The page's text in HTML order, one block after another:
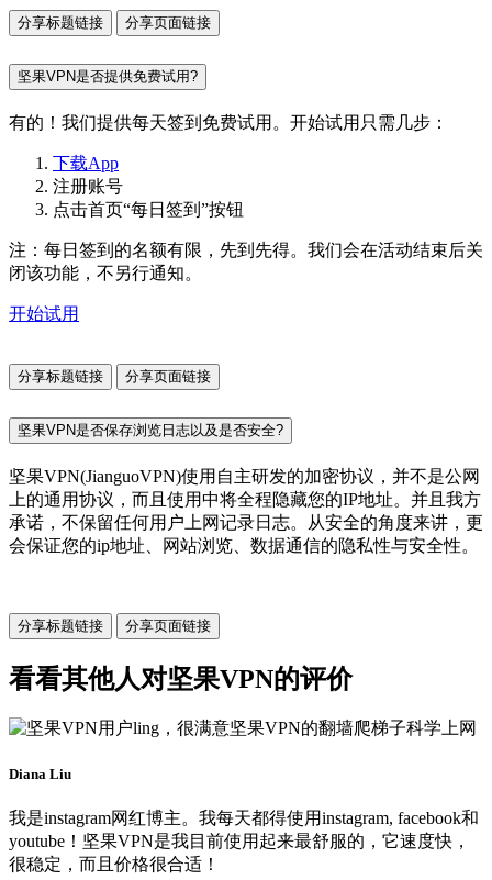
分享标题链接 分享页面链接
坚果VPN是否提供免费试用?
有的！我们提供每天签到免费试用。开始试用只需几步：
下载App
注册账号
点击首页“每日签到”按钮
注：每日签到的名额有限，先到先得。我们会在活动结束后关
闭该功能，不另行通知。
开始试用
分享标题链接 分享页面链接
坚果VPN是否保存浏览日志以及是否安全?
坚果VPN(JianguoVPN)使用自主研发的加密协议，并不是公网
上的通用协议，而且使用中将全程隐藏您的IP地址。并且我方
承诺，不保留任何用户上网记录日志。从安全的角度来讲，更
会保证您的ip地址、网站浏览、数据通信的隐私性与安全性。
分享标题链接 分享页面链接
看看其他人对坚果VPN的评价
Diana Liu
我是instagram网红博主。我每天都得使用instagram, facebook和
youtube！坚果VPN是我目前使用起来最舒服的，它速度快，
很稳定，而且价格很合适！